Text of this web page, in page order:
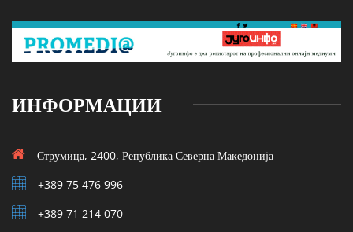
ИНФОРМАЦИИ
Струмица, 2400, Република Северна Македонија
+389 75 476 996
+389 71 214 070